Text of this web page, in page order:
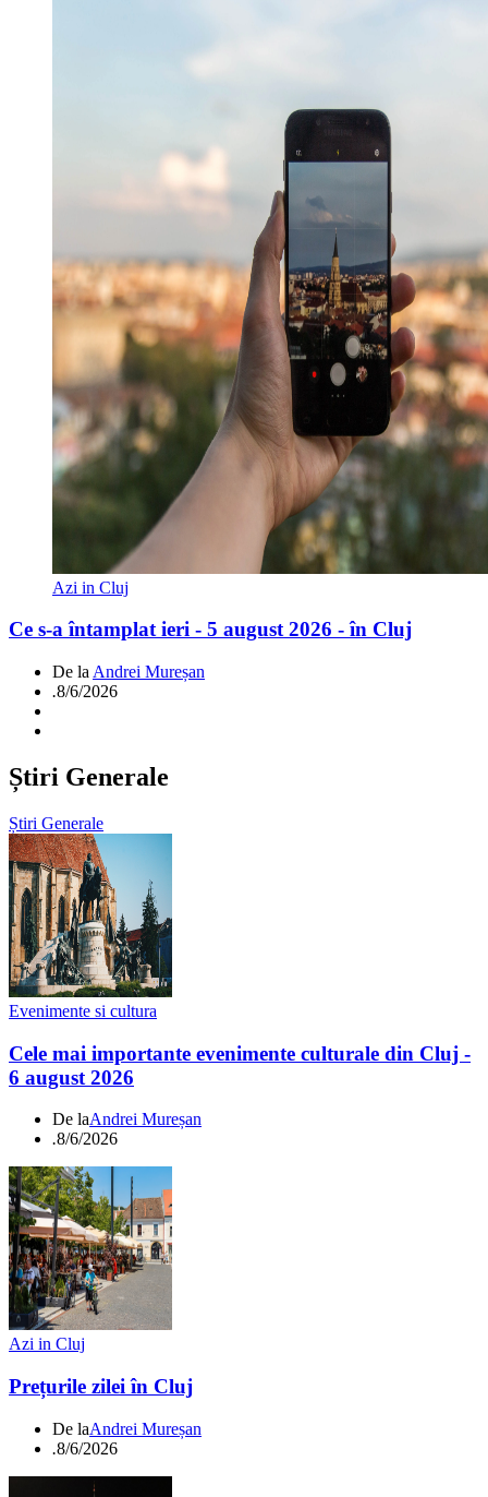
Azi in Cluj
Ce s-a întamplat ieri - 5 august 2026 - în Cluj
De la Andrei Mureșan
.8/6/2026
Știri Generale
Știri Generale
Evenimente si cultura
Cele mai importante evenimente culturale din Cluj -
6 august 2026
De laAndrei Mureșan
.8/6/2026
Azi in Cluj
Prețurile zilei în Cluj
De laAndrei Mureșan
.8/6/2026